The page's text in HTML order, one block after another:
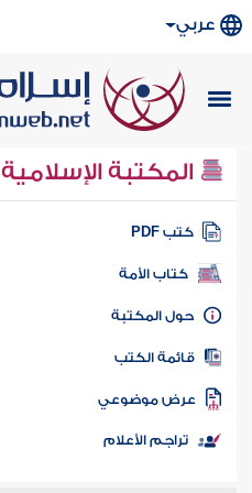
عربي
المكتبة الإسلامية
كتب PDF
كتاب الأمة
المكتبة
الكتب
موضوعي